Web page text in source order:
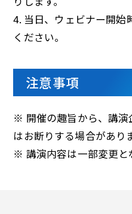
4. 当日、ウェビナー開始
ください。
注意事項
※ 開催の趣旨から、講演
はお断りする場合があり
※ 講演内容は一部変更と